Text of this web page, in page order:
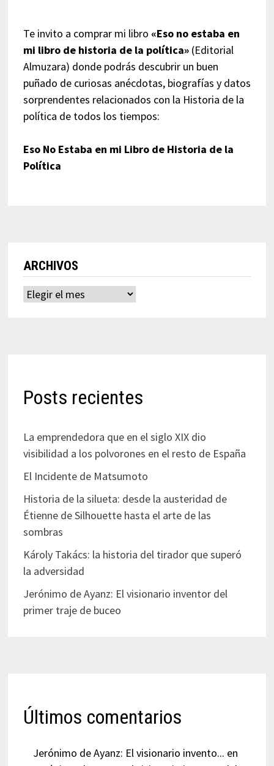
Te invito a comprar mi libro «Eso no estaba en
mi libro de historia de la política»(Editorial
Almuzara) donde podrás descubrir un buen
puñado de curiosas anécdotas, biografías y datos
sorprendentes relacionados con la Historia de la
política de todos los tiempos:
Eso No Estaba en mi Libro de Historia de la
Política
ARCHIVOS
Archivos
Posts recientes
La emprendedora que en el siglo XIX dio
visibilidad a los polvorones en el resto de España
El Incidente de Matsumoto
Historia de la silueta: desde la austeridad de
Étienne de Silhouette hasta el arte de las
sombras
Károly Takács: la historia del tirador que superó
la adversidad
Jerónimo de Ayanz: El visionario inventor del
primer traje de buceo
Últimos comentarios
Jerónimo de Ayanz: El visionario invento... en